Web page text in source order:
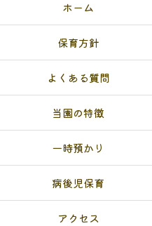
ホーム
保育方針
よくある質問
当園の特徴
一時預かり
病後児保育
アクセス